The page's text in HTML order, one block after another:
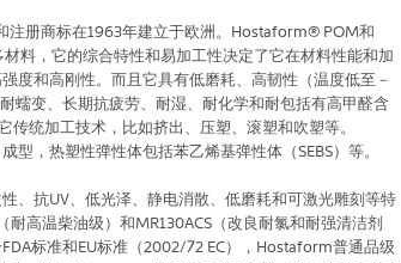
册商标在1963年建立于欧洲。Hostaform® POM和
料，它的综合特性和易加工性决定了它在材料性能和加
度和高刚性。而且它具有低磨耗、高韧性（温度低至－
变、长期抗疲劳、耐湿、耐化学和耐包括有高甲醛含
统加工技术，比如挤出、压塑、滚塑和吹塑等。
，热塑性弹性体包括苯乙烯基弹性体（SEBS）等。
、抗UV、低光泽、静电消散、低磨耗和可激光雕刻等特
高温柴油级）和MR130ACS（改良耐氯和耐强清洁剂
标准和EU标准（2002/72 EC），Hostaform普通品级